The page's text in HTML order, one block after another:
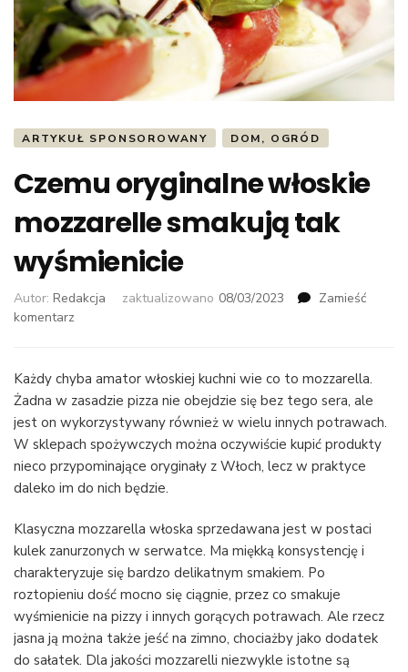
ARTYKUŁ SPONSOROWANY DOM, OGRÓD
Czemu oryginalne włoskie
mozzarelle smakują tak
wyśmienicie
Autor: Redakcja zaktualizowano 08/03/2023
Zamieść
komentarz
oryginalne
włoskie
mozzarelle
smakują
tak
wyśmienicie
Każdy chyba amator włoskiej kuchni wie co to mozzarella.
Żadna w zasadzie pizza nie obejdzie się bez tego sera, ale
jest on wykorzystywany również w wielu innych potrawach.
W sklepach spożywczych można oczywiście kupić produkty
nieco przypominające oryginały z Włoch, lecz w praktyce
daleko im do nich będzie.
Klasyczna mozzarella włoska sprzedawana jest w postaci
kulek zanurzonych w serwatce. Ma miękką konsystencję i
charakteryzuje się bardzo delikatnym smakiem. Po
roztopieniu dość mocno się ciągnie, przez co smakuje
wyśmienicie na pizzy i innych gorących potrawach. Ale rzecz
jasna ją można także jeść na zimno, chociażby jako dodatek
do sałatek. Dla jakości mozzarelli niezwykle istotne są